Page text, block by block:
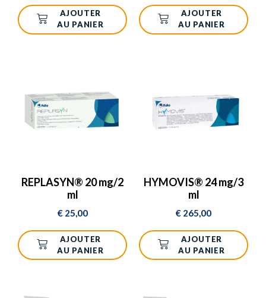
AJOUTER
AU PANIER
AJOUTER
AU PANIER
REPLASYN® 20 mg/2
ml
€25,00
AJOUTER
AU PANIER
HYMOVIS® 24 mg/3
ml
€ 265,00
AJOUTER
AU PANIER